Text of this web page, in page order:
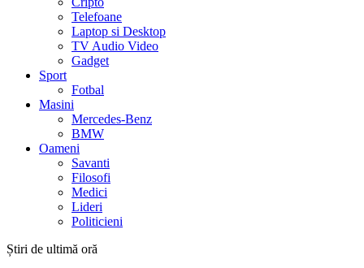
Telefoane
Laptop si Desktop
TV Audio Video
Gadget
Sport
Fotbal
Masini
Mercedes-Benz
BMW
Oameni
Savanti
Filosofi
Medici
Lideri
Politicieni
Știri de ultimă oră